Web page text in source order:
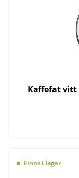
Kaffefat vitt
Finns i lager